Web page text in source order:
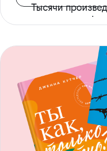
Тысячи
с доступом